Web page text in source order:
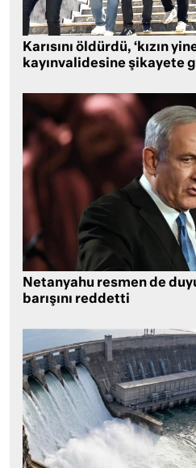
Karısını öldürdü, ‘kızın
kayınvalidesine şikayete
Netanyahu resmen de
barışını reddetti